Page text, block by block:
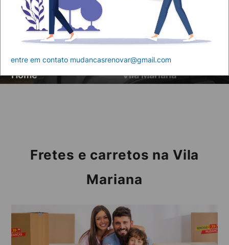
Fretes e carretos na Vila
Mariana
Home
Artigos
Fretes e carretos na
Vila Mariana
Fretes e carretos na Vila
Mariana
entre em contato mudancasrenovar@gmail.com